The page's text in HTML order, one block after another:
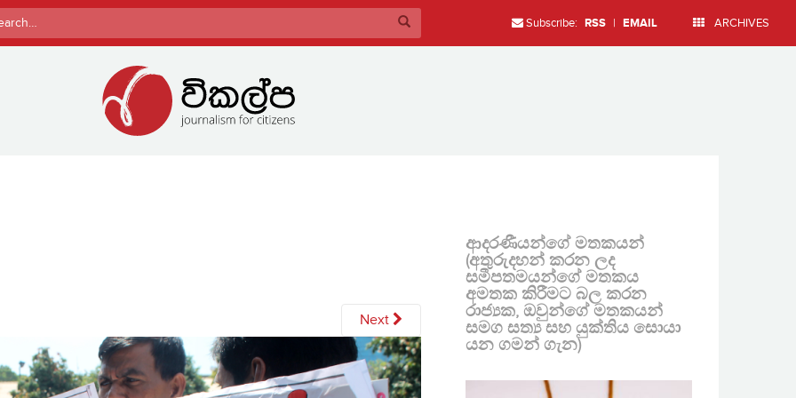
Subscribe: RSS | EMAIL ARCHIVES
Next
ආදරණීයන්ගේ මතකයන්
(අතුරුදහන් කරන ලද
සමීපතමයන්ගේ මතකය
අමතක කිරීමට බල කරන
රාජ්‍යක, ඔවුන්ගේ මතකයන්
සමග සත්‍ය සහ යුක්තිය සොයා
යන ගමන් ගැන)